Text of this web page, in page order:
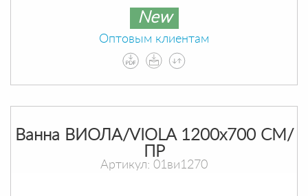
New
Оптовым клиентам
Ванна ВИОЛА/VIOLA 1200х700 СМ/
ПР
Артикул: 01ви1270